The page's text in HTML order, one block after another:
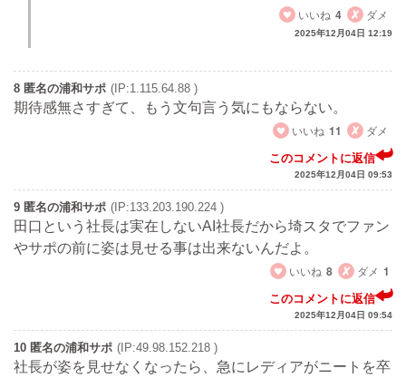
いいね 4 ダメ
2025年12月04日 12:19
8 匿名の浦和サポ (IP:1.115.64.88 )
期待感無さすぎて、もう文句言う気にもならない。
いいね 11 ダメ
このコメントに返信
2025年12月04日 09:53
9 匿名の浦和サポ (IP:133.203.190.224 )
田口という社長は実在しないAI社長だから埼スタでファン
やサポの前に姿は見せる事は出来ないんだよ。
いいね 8 ダメ 1
このコメントに返信
2025年12月04日 09:54
10 匿名の浦和サポ (IP:49.98.152.218 )
社長が姿を見せなくなったら、急にレディアがニートを卒